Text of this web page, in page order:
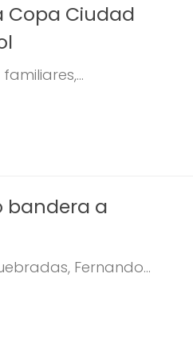
Copa Ciudad
bandera a
Fernando...